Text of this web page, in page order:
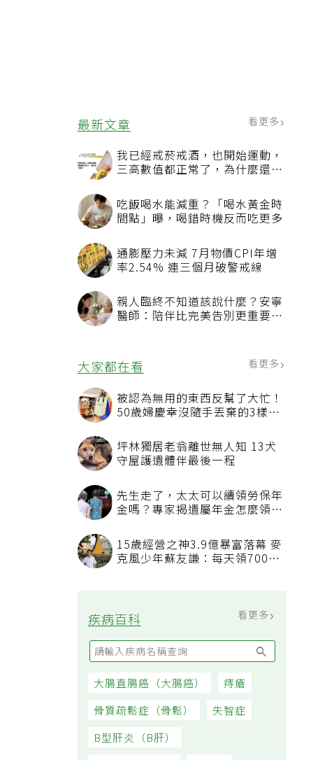
最新文章 看更多
我已經戒菸戒酒，也開始運動，
三高數值都正常了，為什麼還不
吃飯喝水能減重？「喝水黃金時
間點」曝，喝錯時機反而吃更多
通膨壓力未減 7月物價CPI年增
率2.54% 連三個月破警戒線
親人臨終不知道該說什麼？安寧
醫師：陪伴比完美告別更重要，
大家都在看
被認為無用的東西反幫了大忙！
50歲婦慶幸沒隨手丟棄的3樣物
坪林獨居老翁離世無人知 13犬
守屋護遺體伴最後一程
先生走了，太太可以續領勞保年
15歲經營之神3.9億暴富落幕 麥
克風少年蘇友謙：每天領700元
疾病百科